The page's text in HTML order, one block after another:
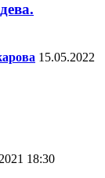
15.05.2022
18:30